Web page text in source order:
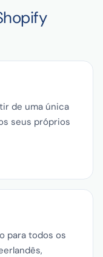
de uma única
seus próprios
para todos os